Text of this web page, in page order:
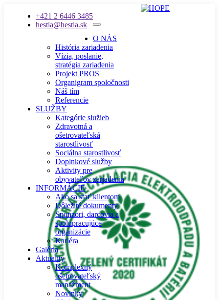
+421 2 6446 3485
hestia@hestia.sk
O NÁS
História zariadenia
Vízia, poslanie,
stratégia zariadenia
Projekt PROS
Organigram spoločnosti
Náš tím
Referencie
SLUŽBY
Kategórie služieb
Zdravotná a
ošetrovateľská
starostlivosť
Sociálna starostlivosť
Doplnkové služby
Aktivity pre
obyvateľov zariadenia
INFORMÁCIE
Ako sa stať klientom
Dôležité dokumenty
Sponzori, darcovia a
spolupracujúce
organizácie
Kariéra
Galéria
Aktuality
Komplexný
ošetrovateľský
manažment
Novinky